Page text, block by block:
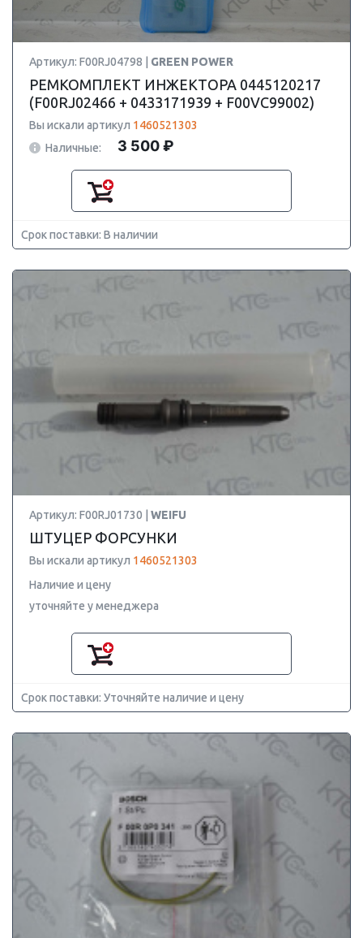
Артикул: F00RJ04798 | GREEN POWER
РЕМКОМПЛЕКТ ИНЖЕКТОРА 0445120217
(F00RJ02466 + 0433171939 + F00VC99002)
Вы искали артикул 1460521303
Наличные:
3 500 ₽
Срок поставки: В наличии
Артикул: F00RJ01730 | WEIFU
ШТУЦЕР ФОРСУНКИ
Вы искали артикул 1460521303
Наличие и цену
уточняйте у менеджера
Срок поставки: Уточняйте наличие и цену